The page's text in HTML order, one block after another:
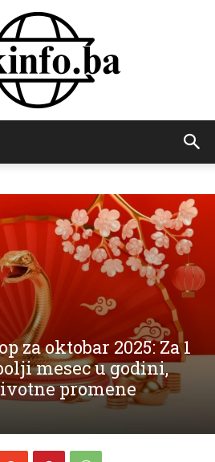
INFO
za oktobar 2025: Za 1
mesec u godini,
promene